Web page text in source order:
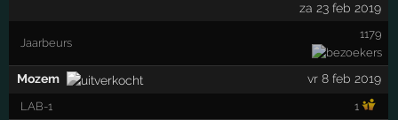
za 23 feb 2019
Jaarbeurs
1179
Mozem vr 8 feb 2019
LAB-1 1